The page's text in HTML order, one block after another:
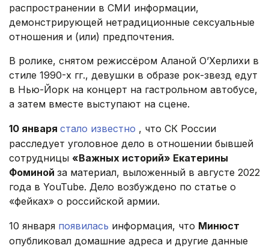
распространении в СМИ информации,
демонстрирующей нетрадиционные сексуальные
отношения и (или) предпочтения.
В ролике, снятом режиссёром Аланой О’Херлихи в
стиле 1990-х гг., девушки в образе рок-звезд едут
в Нью-Йорк на концерт на гастрольном автобусе,
а затем вместе выступают на сцене.
10 января стало известно , что СК России
расследует уголовное дело в отношении бывшей
сотрудницы «Важных историй» Екатерины
Фоминой за материал, выложенный в августе 2022
года в YouTube. Дело возбуждено по статье о
«фейках» о российской армии.
10 января появилась информация, что Минюст
опубликовал домашние адреса и другие данные